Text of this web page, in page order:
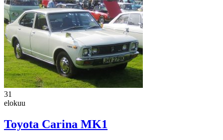
31
elokuu
Toyota Carina MK1